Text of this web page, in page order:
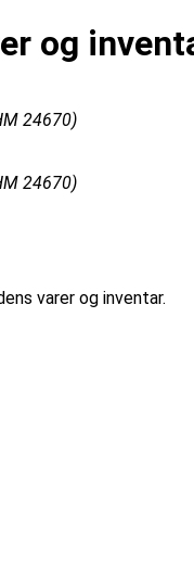
og
24670)
24670)
varer og inventar.